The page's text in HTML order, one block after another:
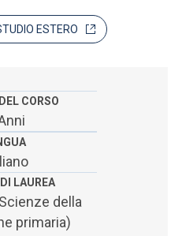
STAFF
ESTERO
CORSO
LAUREA
della
primaria)